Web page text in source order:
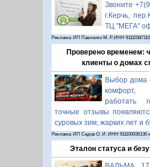
Звоните
г.Керчь,
ТЦ "МЕГА"
Реклама: ИП Павленко М. Р. ИНН
Проверено временем:
клиенты о домах
Выбор дома
комфорт,
работать
точные отзывы
суровых зим, жарких лет и
Реклама: ИП Седов О. И. ИНН 911100036130
Эталон статуса и